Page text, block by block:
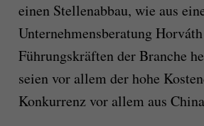
einen Stellenabbau, wie aus
Unternehmensberatung
Führungskräften der Branche
seien vor allem der hohe
Konkurrenz vor allem aus